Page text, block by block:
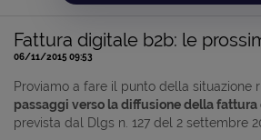
Fattura digitale b2b: le
06/11/2015 09:53
Proviamo a fare il punto della situazione
passaggi verso la diffusione della
prevista dal Dlgs n. 127 del 2 settembre